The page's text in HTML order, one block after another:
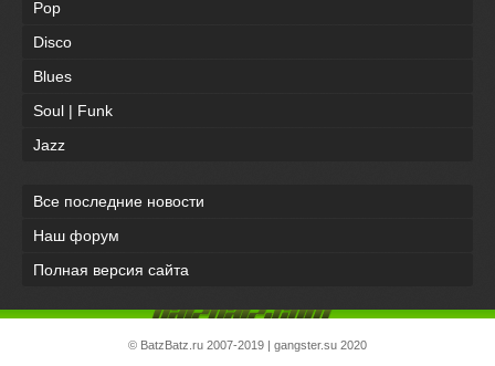
Pop
Disco
Blues
Soul | Funk
Jazz
Все последние новости
Наш форум
Полная версия сайта
© BatzBatz.ru 2007-2019 | gangster.su 2020